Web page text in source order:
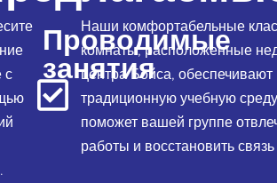
с
Проводимые
занятия
Наши комфортабельные
комнаты, расположенные
центра Бойса, обеспечивают
традиционную учебную
поможет вашей группе
работы и восстановить связь